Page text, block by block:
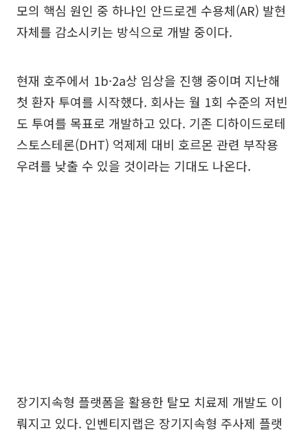
모의 핵심 원인 중 하나인 안드로겐 수용체(AR) 발현
자체를 감소시키는 방식으로 개발 중이다.
현재 호주에서 1b·2a상 임상을 진행 중이며 지난해
첫 환자 투여를 시작했다. 회사는 월 1회 수준의 저빈
도 투여를 목표로 개발하고 있다. 기존 디하이드로테
스토스테론(DHT) 억제제 대비 호르몬 관련 부작용
우려를 낮출 수 있을 것이라는 기대도 나온다.
장기지속형 플랫폼을 활용한 탈모 치료제 개발도 이
뤄지고 있다. 인벤티지랩은 장기지속형 주사제 플랫